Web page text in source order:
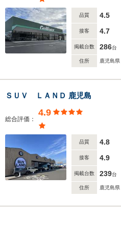
品質 4.5
接客 4.7
掲載台数 286台
住所 鹿児島県
ＳＵＶ ＬＡＮＤ 鹿児島
総合評価：
4.9
品質 4.8
接客 4.9
掲載台数 239台
住所 鹿児島県